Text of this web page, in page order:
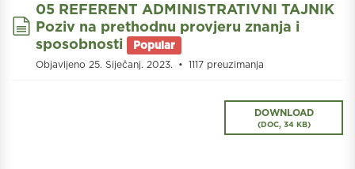
document
05 REFERENT ADMINISTRATIVNI TAJNIK
Poziv na prethodnu provjeru znanja i
sposobnosti
Popular
Objavljeno 25. Siječanj. 2023. 1117 preuzimanja
DOWNLOAD
(DOC, 34 KB)